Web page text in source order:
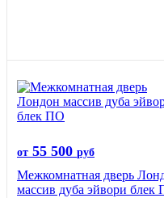
от 55 500 руб
Межкомнатная дверь
массив дуба эйвори блек